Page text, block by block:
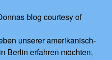
blog courtesy of
unserer amerikanisch-
Berlin erfahren möchten,